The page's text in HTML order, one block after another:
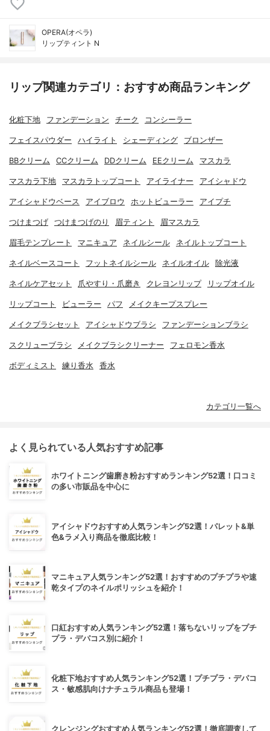
OPERA(オペラ)
リップティント N
リップ関連カテゴリ：おすすめ商品ランキング
化粧下地 ファンデーション チーク コンシーラー
フェイスパウダー ハイライト シェーディング ブロンザー
BBクリーム CCクリーム DDクリーム EEクリーム マスカラ
マスカラ下地 マスカラトップコート アイライナー アイシャドウ
アイシャドウベース アイブロウ ホットビューラー アイプチ
つけまつげ つけまつげのり 眉ティント 眉マスカラ
眉毛テンプレート マニキュア ネイルシール ネイルトップコート
ネイルベースコート フットネイルシール ネイルオイル 除光液
ネイルケアセット 爪やすり・爪磨き クレヨンリップ リップオイル
リップコート ビューラー パフ メイクキープスプレー
メイクブラシセット アイシャドウブラシ ファンデーションブラシ
スクリューブラシ メイクブラシクリーナー フェロモン香水
ボディミスト 練り香水 香水
カテゴリ一覧へ
よく見られている人気おすすめ記事
ホワイトニング歯磨き粉おすすめランキング52選！口コミ
の多い市販品を中心に
アイシャドウおすすめ人気ランキング52選！パレット&単
色&ラメ入り商品を徹底比較！
マニキュア人気ランキング52選！おすすめのプチプラや速
乾タイプのネイルポリッシュを紹介！
口紅おすすめ人気ランキング52選！落ちないリップをプチ
プラ・デパコス別に紹介！
化粧下地おすすめ人気ランキング52選！プチプラ・デパコ
ス・敏感肌向けナチュラル商品も登場！
クレンジングおすすめ人気ランキング52選！徹底調査して